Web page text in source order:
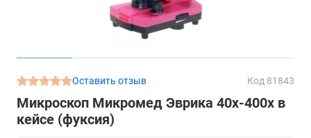
Оставить отзыв Код 81843
Микроскоп Микромед Эврика 40x-400x в
кейсе (фуксия)